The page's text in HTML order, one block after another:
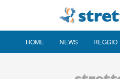
HOME NEWS REGGIO